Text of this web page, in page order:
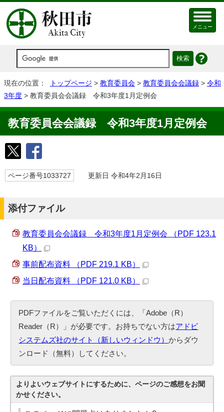
メニュー
現在の位置： トップページ > 教育委員会 > 教育委員会会議録 > 令和
3年度 > 教育委員会会議録 令和3年度1月定例会
教育委員会会議録 令和3年度1月定例会
ページ番号1033727 更新日 令和4年2月16日
添付ファイル
教育委員会会議録 令和3年度1月定例会 （PDF 123.1
KB）
事前配布資料 （PDF 219.1 KB）
当日配布資料 （PDF 121.0 KB）
PDFファイルをご覧いただくには、「Adobe（R）
Reader（R）」が必要です。お持ちでない方はアドビ
システムズ社のサイト（新しいウィンドウ）からダウ
ンロード（無料）してください。
よりよいウェブサイトにするために、ページのご感想をお聞
かせください。